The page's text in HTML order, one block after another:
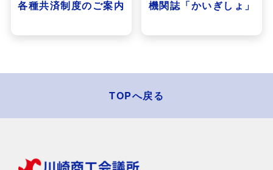
各種共済制度のご案内 機関誌「かいぎしょ」
TOPへ戻る